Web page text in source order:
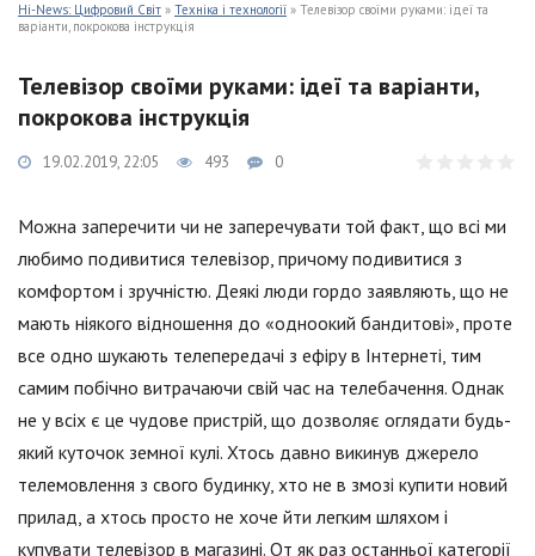
Hi-News: Цифровий Світ » Техніка і технології » Телевізор своїми руками: ідеї та
варіанти, покрокова інструкція
Телевізор своїми руками: ідеї та варіанти,
покрокова інструкція
19.02.2019, 22:05 493 0
Можна заперечити чи не заперечувати той факт, що всі ми
любимо подивитися телевізор, причому подивитися з
комфортом і зручністю. Деякі люди гордо заявляють, що не
мають ніякого відношення до «одноокий бандитові», проте
все одно шукають телепередачі з ефіру в Інтернеті, тим
самим побічно витрачаючи свій час на телебачення. Однак
не у всіх є це чудове пристрій, що дозволяє оглядати будь-
який куточок земної кулі. Хтось давно викинув джерело
телемовлення з свого будинку, хто не в змозі купити новий
прилад, а хтось просто не хоче йти легким шляхом і
купувати телевізор в магазині. От як раз останньої категорії